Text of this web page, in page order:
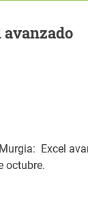
avanzado
Excel
octubre.